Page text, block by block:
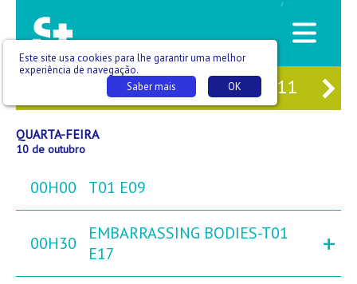
/
09 QUA 10 QUI 11
QUARTA-FEIRA
10 de outubro
00H00 T01 E09
00H30
EMBARRASSING BODIES-T01
E17
+
Este site usa cookies para lhe garantir uma melhor
experiência de navegação.
OK
Saber mais